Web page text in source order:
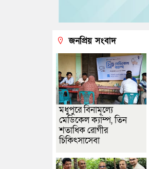
জনপ্রিয় সংবাদ
মধুপুরে বিনামূল্যে
মেডিকেল ক্যাম্প, তিন
শতাধিক রোগীর
চিকিৎসাসেবা